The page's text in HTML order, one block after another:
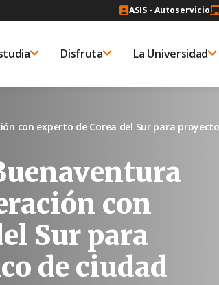
ASIS - Autoservicio
Disfruta La Universidad
con experto de Corea del Sur para proyecto
con
Sur para
de ciudad